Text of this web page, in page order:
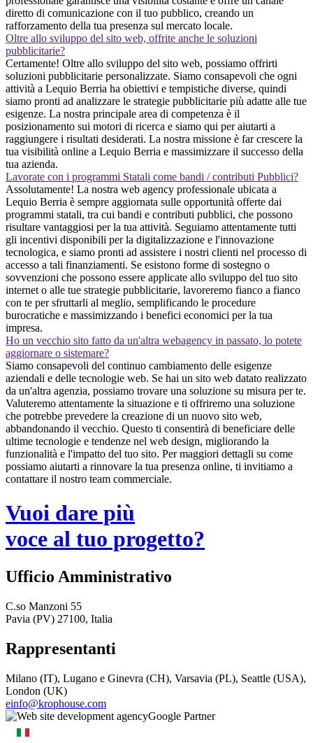
diretto di comunicazione con il tuo pubblico, creando un
rafforzamento della tua presenza sul mercato locale.
Oltre allo sviluppo del sito web, offrite anche le soluzioni
pubblicitarie?
Certamente! Oltre allo sviluppo del sito web, possiamo offrirti
soluzioni pubblicitarie personalizzate. Siamo consapevoli che ogni
attività a Lequio Berria ha obiettivi e tempistiche diverse, quindi
siamo pronti ad analizzare le strategie pubblicitarie più adatte alle tue
esigenze. La nostra principale area di competenza è il
posizionamento sui motori di ricerca e siamo qui per aiutarti a
raggiungere i risultati desiderati. La nostra missione è far crescere la
tua visibilità online a Lequio Berria e massimizzare il successo della
tua azienda.
Lavorate con i programmi Statali come bandi / contributi Pubblici?
Assolutamente! La nostra web agency professionale ubicata a
Lequio Berria è sempre aggiornata sulle opportunità offerte dai
programmi statali, tra cui bandi e contributi pubblici, che possono
risultare vantaggiosi per la tua attività. Seguiamo attentamente tutti
gli incentivi disponibili per la digitalizzazione e l'innovazione
tecnologica, e siamo pronti ad assistere i nostri clienti nel processo di
accesso a tali finanziamenti. Se esistono forme di sostegno o
sovvenzioni che possono essere applicate allo sviluppo del tuo sito
internet o alle tue strategie pubblicitarie, lavoreremo fianco a fianco
con te per sfruttarli al meglio, semplificando le procedure
burocratiche e massimizzando i benefici economici per la tua
impresa.
Ho un vecchio sito fatto da un'altra webagency in passato, lo potete
aggiornare o sistemare?
Siamo consapevoli del continuo cambiamento delle esigenze
aziendali e delle tecnologie web. Se hai un sito web datato realizzato
da un'altra agenzia, possiamo trovare una soluzione su misura per te.
Valuteremo attentamente la situazione e ti offriremo una soluzione
che potrebbe prevedere la creazione di un nuovo sito web,
abbandonando il vecchio. Questo ti consentirà di beneficiare delle
ultime tecnologie e tendenze nel web design, migliorando la
funzionalità e l'impatto del tuo sito. Per maggiori dettagli su come
possiamo aiutarti a rinnovare la tua presenza online, ti invitiamo a
contattare il nostro team commerciale.
Vuoi dare più
voce al tuo progetto?
Ufficio Amministrativo
C.so Manzoni 55
Pavia (PV) 27100, Italia
Rappresentanti
Milano (IT), Lugano e Ginevra (CH), Varsavia (PL), Seattle (USA),
London (UK)
einfo@krophouse.com